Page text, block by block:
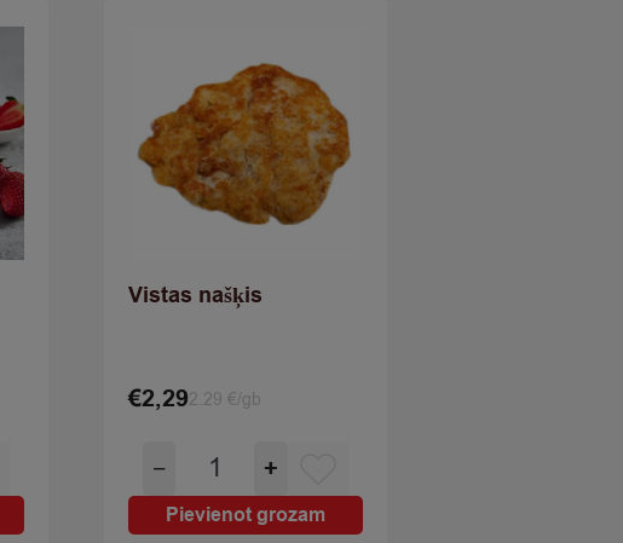
Vistas našķis
€2,292.29 €/gb
−
Vistas
našķis
quantity
+
Pievienot grozam